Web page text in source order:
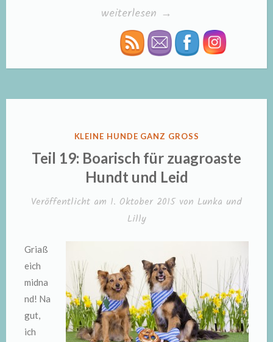
„Kleine
Hunde
ganz
groß,
Boarisch
für
zuagroaste
und
weiterlesen →
VERÖFFENTLICHT
KLEINE HUNDE GANZ GROSS
Teil 19: Boarisch für zuagroaste
Hundt und Leid
Veröffentlicht am 1. Oktober 2015von Lunka und
Lilly
Griaß
eich
midna
nd! Na
gut,
ich